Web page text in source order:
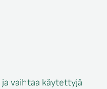
vaihtaa käytettyjä